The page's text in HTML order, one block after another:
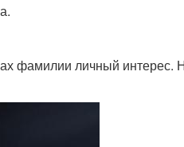
фамилии личный интерес.